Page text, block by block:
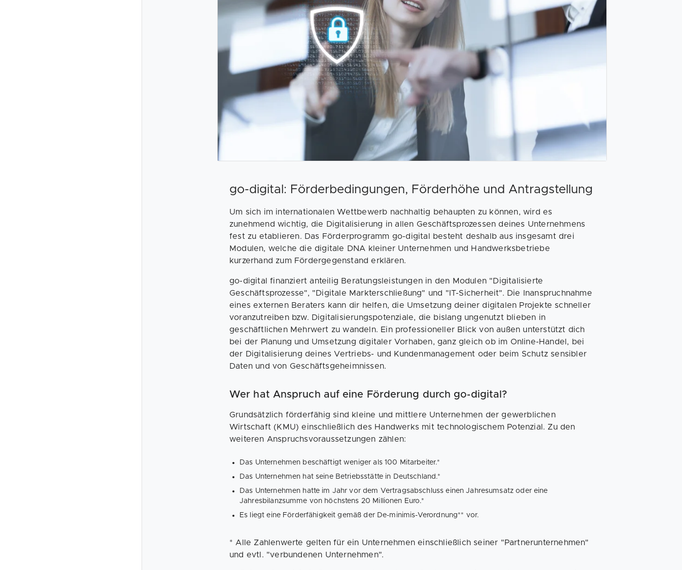
go-digital: Förderbedingungen, Förderhöhe und Antragstellung
Um sich im internationalen Wettbewerb nachhaltig behaupten zu können, wird es
zunehmend wichtig, die Digitalisierung in allen Geschäftsprozessen deines Unternehmens
fest zu etablieren. Das Förderprogramm go-digital besteht deshalb aus insgesamt drei
Modulen, welche die digitale DNA kleiner Unternehmen und Handwerksbetriebe
kurzerhand zum Fördergegenstand erklären.
go-digital finanziert anteilig Beratungsleistungen in den Modulen "Digitalisierte
Geschäftsprozesse", "Digitale Markterschließung" und "IT-Sicherheit". Die Inanspruchnahme
eines externen Beraters kann dir helfen, die Umsetzung deiner digitalen Projekte schneller
voranzutreiben bzw. Digitalisierungspotenziale, die bislang ungenutzt blieben in
geschäftlichen Mehrwert zu wandeln. Ein professioneller Blick von außen unterstützt dich
bei der Planung und Umsetzung digitaler Vorhaben, ganz gleich ob im Online-Handel, bei
der Digitalisierung deines Vertriebs- und Kundenmanagement oder beim Schutz sensibler
Daten und von Geschäftsgeheimnissen.
Wer hat Anspruch auf eine Förderung durch go-digital?
Grundsätzlich förderfähig sind kleine und mittlere Unternehmen der gewerblichen
Wirtschaft (KMU) einschließlich des Handwerks mit technologischem Potenzial. Zu den
weiteren Anspruchsvoraussetzungen zählen:
Das Unternehmen beschäftigt weniger als 100 Mitarbeiter.*
Das Unternehmen hat seine Betriebsstätte in Deutschland.*
Das Unternehmen hatte im Jahr vor dem Vertragsabschluss einen Jahresumsatz oder eine
Jahresbilanzsumme von höchstens 20 Millionen Euro.*
Es liegt eine Förderfähigkeit gemäß der De-minimis-Verordnung** vor.
* Alle Zahlenwerte gelten für ein Unternehmen einschließlich seiner "Partnerunternehmen"
und evtl. "verbundenen Unternehmen".